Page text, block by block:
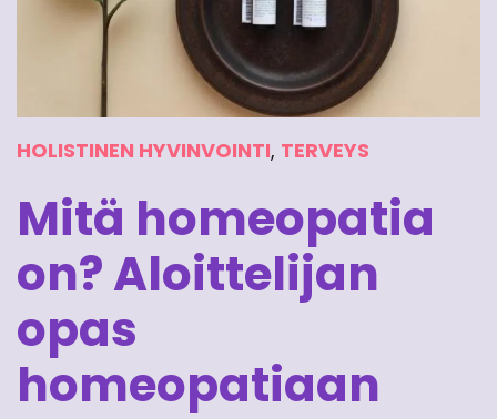
HOLISTINEN HYVINVOINTI, TERVEYS
Mitä homeopatia
on? Aloittelijan
opas
homeopatiaan